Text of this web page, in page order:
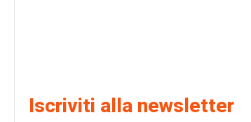
Iscriviti alla newsletter